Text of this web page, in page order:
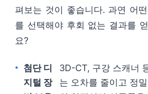
펴보는 것이 좋습니다. 과연 어
를 선택해야 후회 없는 결과를
요?
첨단 디
지털 장
3D-CT, 구강 스캐너
는 오차를 줄이고 정